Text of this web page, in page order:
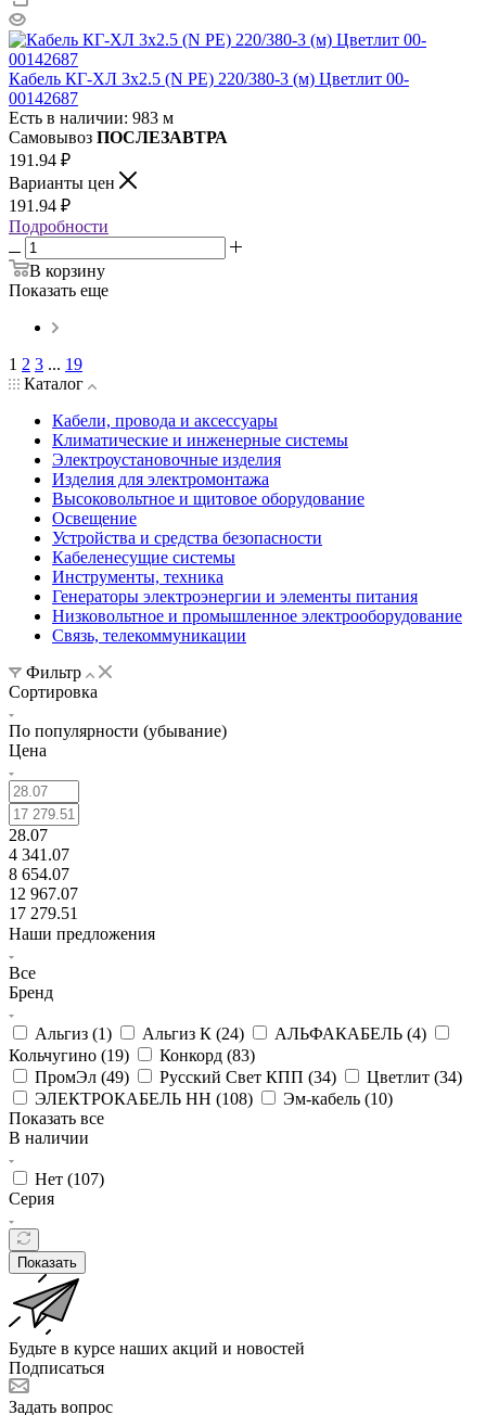
Кабель КГ-ХЛ 3х2.5 (N PE) 220/380-3 (м) Цветлит 00-
00142687
Есть в наличии: 983 м
Самовывоз ПОСЛЕЗАВТРА
191.94 ₽
Варианты цен
191.94 ₽
Подробности
В корзину
Показать еще
1 2 3 ... 19
Каталог
Кабели, провода и аксессуары
Климатические и инженерные системы
Электроустановочные изделия
Изделия для электромонтажа
Высоковольтное и щитовое оборудование
Освещение
Устройства и средства безопасности
Кабеленесущие системы
Инструменты, техника
Генераторы электроэнергии и элементы питания
Низковольтное и промышленное электрооборудование
Связь, телекоммуникации
Фильтр
Сортировка
По популярности (убывание)
Цена
28.07
4 341.07
8 654.07
12 967.07
17 279.51
Наши предложения
Все
Бренд
Альгиз (1) Альгиз К (24) АЛЬФАКАБЕЛЬ (4)
Кольчугино (19) Конкорд (83)
ПромЭл (49) Русский Свет КПП (34) Цветлит (34)
ЭЛЕКТРОКАБЕЛЬ НН (108) Эм-кабель (10)
Показать все
В наличии
Нет (107)
Серия
Показать
Будьте в курсе наших акций и новостей
Подписаться
Задать вопрос